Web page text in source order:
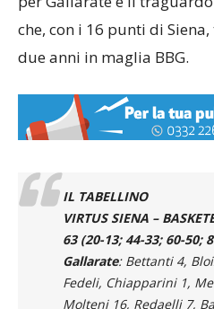
che, con i 16 punti di
due anni in maglia BBG.
IL TABELLINO
VIRTUS SIENA –
63 (20-13; 44-33; 60-50;
Gallarate: Bettanti 4,
Fedeli, Chiapparini 1,